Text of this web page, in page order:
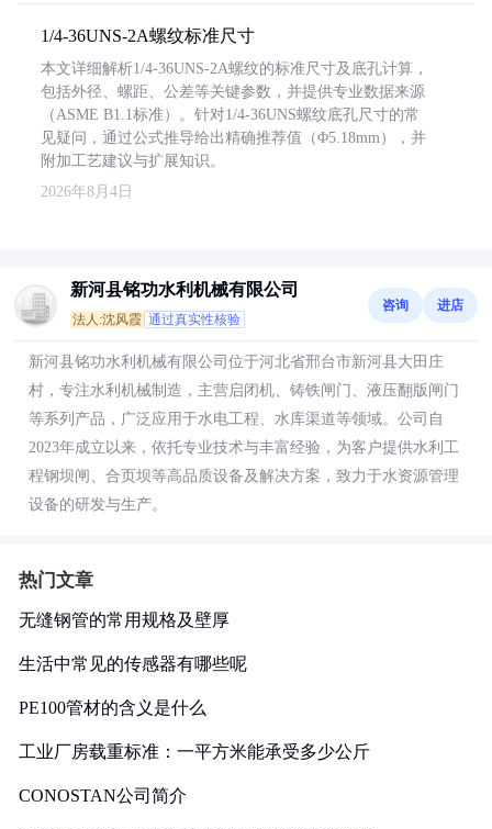
1/4-36UNS-2A螺纹标准尺寸
本文详细解析1/4-36UNS-2A螺纹的标准尺寸及底孔计算，
包括外径、螺距、公差等关键参数，并提供专业数据来源
（ASME B1.1标准）。针对1/4-36UNS螺纹底孔尺寸的常
见疑问，通过公式推导给出精确推荐值（Φ5.18mm），并
附加工艺建议与扩展知识。
2026年8月4日
新河县铭功水利机械有限公司
法人:沈风霞 通过真实性核验
咨询 进店
新河县铭功水利机械有限公司位于河北省邢台市新河县大田庄
村，专注水利机械制造，主营启闭机、铸铁闸门、液压翻版闸门
等系列产品，广泛应用于水电工程、水库渠道等领域。公司自
2023年成立以来，依托专业技术与丰富经验，为客户提供水利工
程钢坝闸、合页坝等高品质设备及解决方案，致力于水资源管理
设备的研发与生产。
热门文章
无缝钢管的常用规格及壁厚
生活中常见的传感器有哪些呢
PE100管材的含义是什么
工业厂房载重标准：一平方米能承受多少公斤
CONOSTAN公司简介